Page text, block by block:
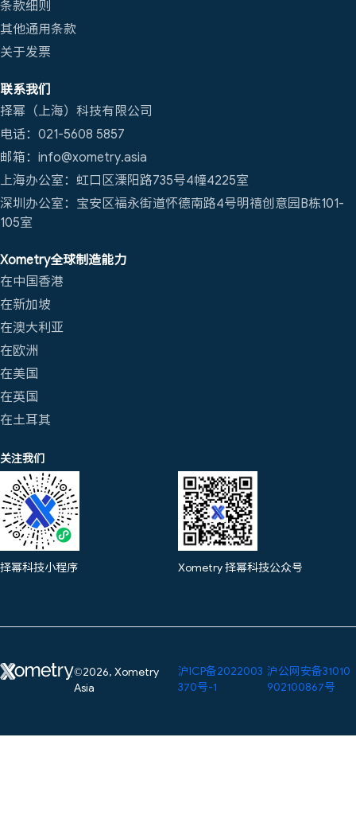
条款细则
其他通用条款
关于发票
联系我们
择幂（上海）科技有限公司
电话：021-5608 5857
邮箱：info@xometry.asia
上海办公室：虹口区溧阳路735号4幢4225室
深圳办公室：宝安区福永街道怀德南路4号明禧创意园B栋101-
105室
Xometry全球制造能力
在中国香港
在新加坡
在澳大利亚
在欧洲
在美国
在英国
在土耳其
关注我们
择幂科技小程序 Xometry 择幂科技公众号
©2026, Xometry
Asia
沪ICP备2022003
370号-1
沪公网安备31010
902100867号